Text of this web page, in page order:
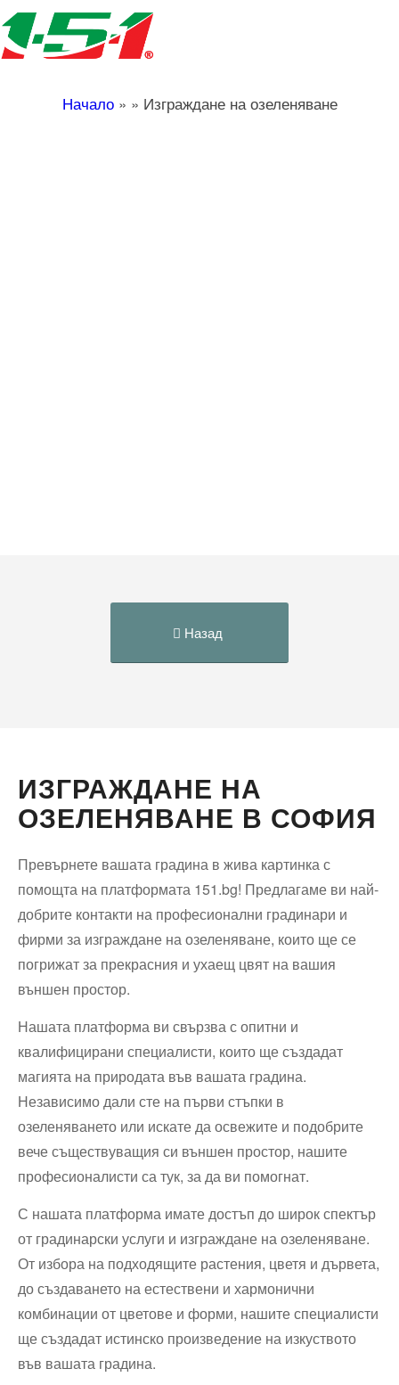
Начало» » Изграждане на озеленяване
Назад
ИЗГРАЖДАНЕ НА
ОЗЕЛЕНЯВАНЕ В СОФИЯ
Превърнете вашата градина в жива картинка с
помощта на платформата 151.bg! Предлагаме ви най-
добрите контакти на професионални градинари и
фирми за изграждане на озеленяване, които ще се
погрижат за прекрасния и ухаещ цвят на вашия
външен простор.
Нашата платформа ви свързва с опитни и
квалифицирани специалисти, които ще създадат
магията на природата във вашата градина.
Независимо дали сте на първи стъпки в
озеленяването или искате да освежите и подобрите
вече съществуващия си външен простор, нашите
професионалисти са тук, за да ви помогнат.
С нашата платформа имате достъп до широк спектър
от градинарски услуги и изграждане на озеленяване.
От избора на подходящите растения, цветя и дървета,
до създаването на естествени и хармонични
комбинации от цветове и форми, нашите специалисти
ще създадат истинско произведение на изкуството
във вашата градина.